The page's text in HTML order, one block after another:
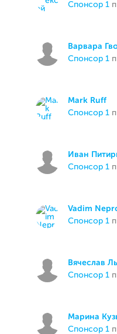
спонсор 1
Варвара
спонсор 1
Mark Ruff
спонсор 1
Иван
спонсор 1
Vadim
спонсор 1
Вячеслав
спонсор 1
Марина
спонсор 1